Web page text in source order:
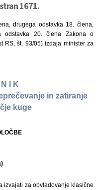
1671.
drugega odstavka 18. člena,
odstavka 20. člena Zakona o
RS, št. 93/05) izdaja minister za
I K
in zatiranje
kuge
izvajati za obvladovanje klasične